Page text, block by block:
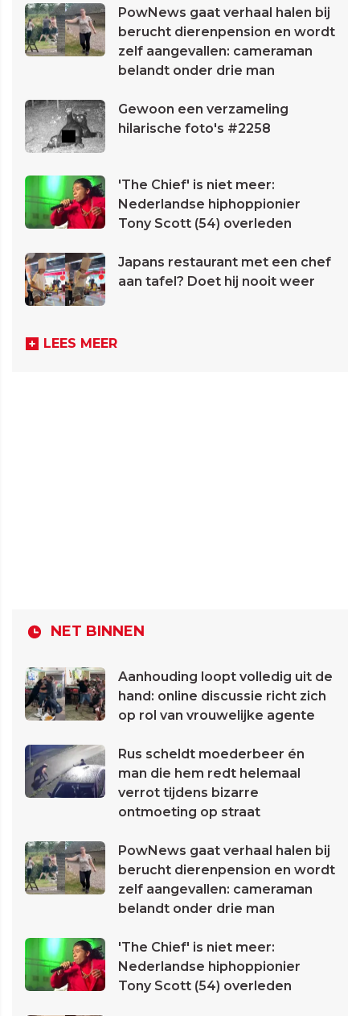
PowNews gaat verhaal halen bij
berucht dierenpension en wordt
zelf aangevallen: cameraman
belandt onder drie man
Gewoon een verzameling
hilarische foto's #2258
'The Chief' is niet meer:
Nederlandse hiphoppionier
Tony Scott (54) overleden
Japans restaurant met een chef
aan tafel? Doet hij nooit weer
LEES MEER
NET BINNEN
Aanhouding loopt volledig uit de
hand: online discussie richt zich
op rol van vrouwelijke agente
Rus scheldt moederbeer én
man die hem redt helemaal
verrot tijdens bizarre
ontmoeting op straat
PowNews gaat verhaal halen bij
berucht dierenpension en wordt
zelf aangevallen: cameraman
belandt onder drie man
'The Chief' is niet meer:
Nederlandse hiphoppionier
Tony Scott (54) overleden